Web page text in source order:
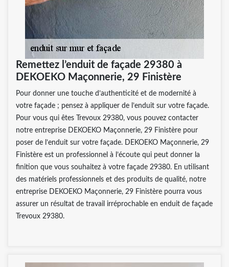
Remettez l’enduit de façade 29380 à
DEKOEKO Maçonnerie, 29 Finistère
Pour donner une touche d’authenticité et de modernité à
votre façade ; pensez à appliquer de l’enduit sur votre façade.
Pour vous qui êtes Trevoux 29380, vous pouvez contacter
notre entreprise DEKOEKO Maçonnerie, 29 Finistère pour
poser de l’enduit sur votre façade. DEKOEKO Maçonnerie, 29
Finistère est un professionnel à l’écoute qui peut donner la
finition que vous souhaitez à votre façade 29380. En utilisant
des matériels professionnels et des produits de qualité, notre
entreprise DEKOEKO Maçonnerie, 29 Finistère pourra vous
assurer un résultat de travail irréprochable en enduit de façade
Trevoux 29380.